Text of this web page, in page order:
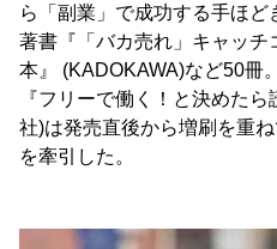
ら「副業」で成功する手ほど
著書『「バカ売れ」キャッチ
本』 (KADOKAWA)など50冊
『フリーで働く！と決めた
社)は発売直後から増刷を重
を牽引した。